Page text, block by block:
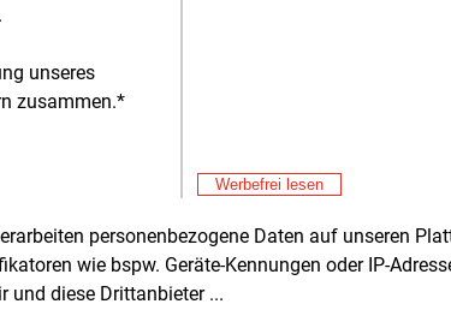
unseres
zusammen.*
Werbefrei lesen
personenbezogene Daten auf unseren
wie bspw. Geräte-Kennungen oder IP-
und diese Drittanbieter ...
weitere Nachrichten